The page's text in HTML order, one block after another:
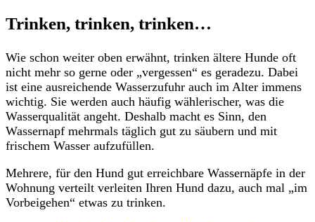
Trinken, trinken, trinken…
Wie schon weiter oben erwähnt, trinken ältere Hunde oft
nicht mehr so gerne oder „vergessen“ es geradezu. Dabei
ist eine ausreichende Wasserzufuhr auch im Alter immens
wichtig. Sie werden auch häufig wählerischer, was die
Wasserqualität angeht. Deshalb macht es Sinn, den
Wassernapf mehrmals täglich gut zu säubern und mit
frischem Wasser aufzufüllen.
Mehrere, für den Hund gut erreichbare Wassernäpfe in der
Wohnung verteilt verleiten Ihren Hund dazu, auch mal „im
Vorbeigehen“ etwas zu trinken.